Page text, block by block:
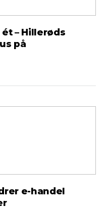
– Hillerøds
på
e-handel